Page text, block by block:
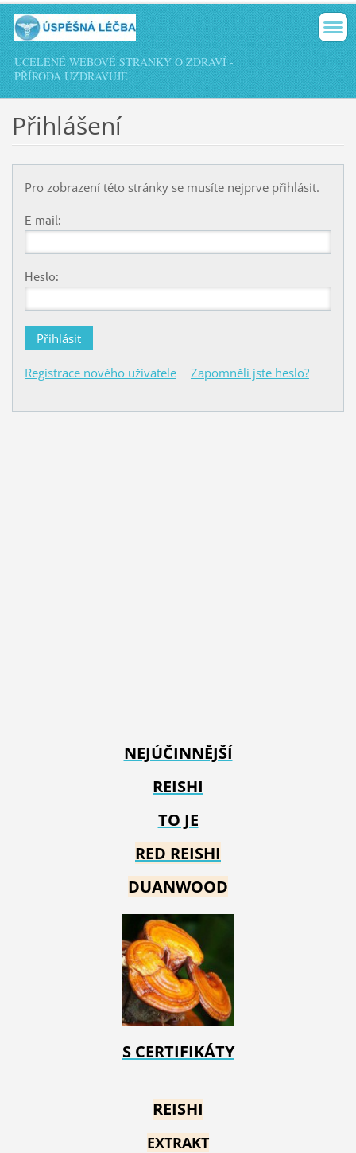
UCELENÉ WEBOVÉ STRÁNKY O ZDRAVÍ -
PŘÍRODA UZDRAVUJE
Přihlášení
Pro zobrazení této stránky se musíte nejprve přihlásit.
E-mail:
Heslo:
Registrace nového uživatele Zapomněli jste heslo?
NEJÚČINNĚJŠÍ
REISHI
TO JE
RED REISHI
DUANWOOD
S CERTIFIKÁTY
REISHI
EXTRAKT